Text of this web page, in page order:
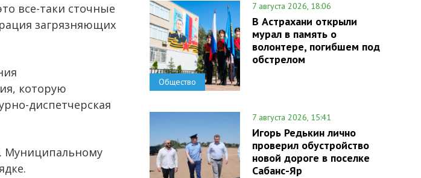
все-таки сточные
загрязняющих
которую
диспетчерская
Муниципальному
Общество
7 августа 2026, 18:06
В Астрахани открыли
мурал в память о
волонтере, погибшем под
обстрелом
7 августа 2026, 15:41
Игорь Редькин лично
проверил обустройство
новой дороге в поселке
Сабанс-Яр